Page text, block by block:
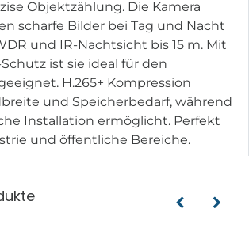
Objektzählung. Die Kamera
scharfe Bilder bei Tag und Nacht
und IR-Nachtsicht bis 15 m. Mit
ist sie ideal für den
H.265+ Kompression
und Speicherbedarf, während
Installation ermöglicht. Perfekt
und öffentliche Bereiche.